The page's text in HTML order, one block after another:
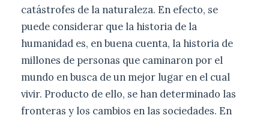
catástrofes de la naturaleza. En efecto, se
puede considerar que la historia de la
humanidad es, en buena cuenta, la historia de
millones de personas que caminaron por el
mundo en busca de un mejor lugar en el cual
vivir. Producto de ello, se han determinado las
fronteras y los cambios en las sociedades. En